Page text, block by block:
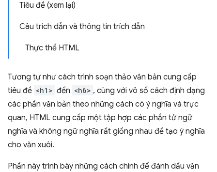
Tiêu đề (xem lại)
Câu trích dẫn và thông tin trích dẫn
Thực thể HTML
Tương tự như cách trình soạn thảo văn bản cung cấp
tiêu đề <h1> đến <h6> , cùng với vô số cách định dạng
các phần văn bản theo những cách có ý nghĩa và trực
quan, HTML cung cấp một tập hợp các phần tử ngữ
nghĩa và không ngữ nghĩa rất giống nhau để tạo ý nghĩa
cho văn xuôi.
Phần này trình bày những cách chính để đánh dấu văn